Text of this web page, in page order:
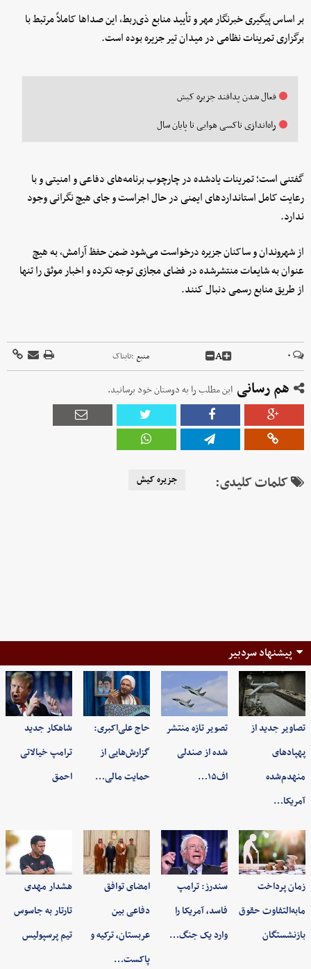
بر اساس پیگیری خبرنگار مهر و تأیید منابع ذی‌ربط، این صداها کاملاً مرتبط با
برگزاری تمرینات نظامی در میدان تیر جزیره بوده است.
فعال شدن پدافند جزیره کیش
راه‌اندازی تاکسی هوایی تا پایان سال
گفتنی است؛ تمرینات یادشده در چارچوب برنامه‌های دفاعی و امنیتی و با
رعایت کامل استانداردهای ایمنی در حال اجراست و جای هیچ نگرانی وجود
ندارد.
از شهروندان و ساکنان جزیره درخواست می‌شود ضمن حفظ آرامش، به هیچ
عنوان به شایعات منتشرشده در فضای مجازی توجه نکرده و اخبار موثق را تنها
از طریق منابع رسمی دنبال کنند.
۰ A منبع :تابناک
هم رسانی این مطلب را به دوستان خود برسانید.
کلمات کلیدی: جزیره کیش
پیشنهاد سردبیر
تصاویر جدید از
پهپادهای
منهدم‌شده
آمریکا…
تصویر تازه منتشر
شده از صندلی
اف۱۵…
حاج علی‌اکبری:
گزارش‌هایی از
حمایت مالی…
شاهکار جدید
ترامپ خیالاتی
احمق
زمان پرداخت
مابه‌التفاوت حقوق
بازنشستگان
سندرز: ترامپ
فاسد، آمریکا را
وارد یک جنگ…
امضای توافق
دفاعی بین
عربستان، ترکیه و
پاکست…
هشدار مهدی
تارتار به جاسوس
تیم پرسپولیس